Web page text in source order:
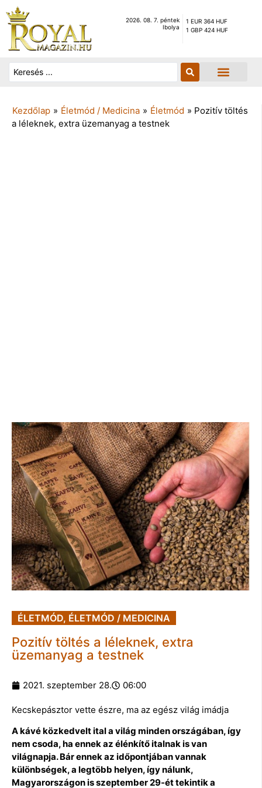
2026. 08. 7. péntek
Ibolya
1 EUR 364 HUF
1 GBP 424 HUF
Kezdőlap » Életmód / Medicina » Életmód » Pozitív töltés
a léleknek, extra üzemanyag a testnek
ÉLETMÓD, ÉLETMÓD / MEDICINA
Pozitív töltés a léleknek, extra
üzemanyag a testnek
2021. szeptember 28. 06:00
Kecskepásztor vette észre, ma az egész világ imádja
A kávé közkedvelt ital a világ minden országában, így
nem csoda, ha ennek az élénkítő italnak is van
világnapja. Bár ennek az időpontjában vannak
különbségek, a legtöbb helyen, így nálunk,
Magyarországon is szeptember 29-ét tekintik a